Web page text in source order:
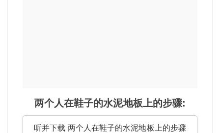
两个人在鞋子的水泥地板上的步骤:
听并下载 两个人在鞋子的水泥地板上的步骤